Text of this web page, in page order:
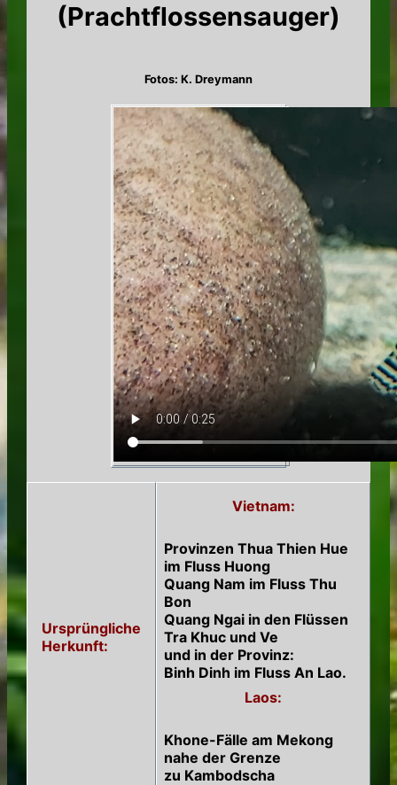
(Prachtflossensauger)
Fotos: K. Dreymann
Ursprüngliche
Herkunft:
Vietnam:
Provinzen Thua Thien Hue
im Fluss Huong
Quang Nam im Fluss Thu
Bon
Quang Ngai in den Flüssen
Tra Khuc und Ve
und in der Provinz:
Binh Dinh im Fluss An Lao.
Laos:
Khone-Fälle am Mekong
nahe der Grenze
zu Kambodscha